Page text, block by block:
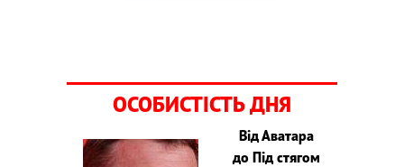
ОСОБИСТІСТЬ ДНЯ
Від Аватара
до Під стягом